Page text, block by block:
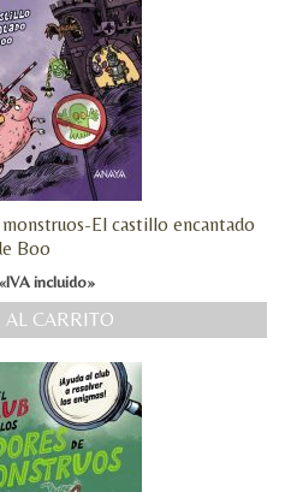
de TejiendoLEE un
El castillo encantado
Boo
«IVA incluido»
CARRITO